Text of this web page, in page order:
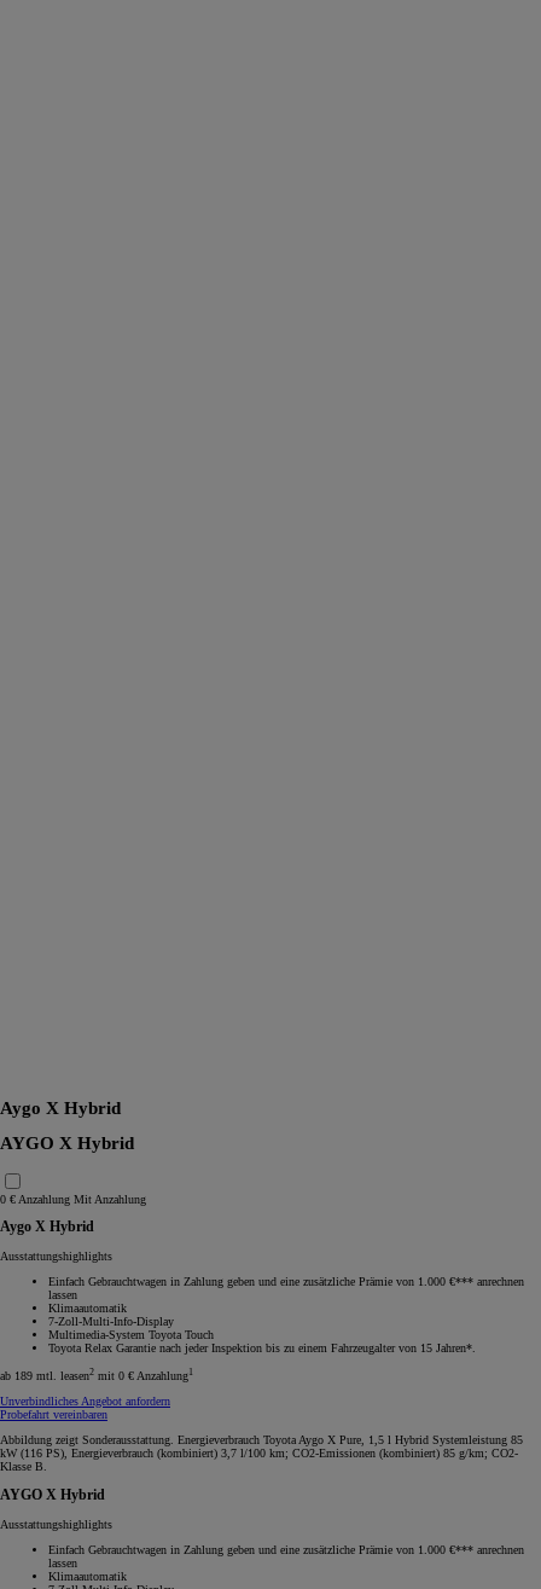
Aygo X Hybrid
AYGO X Hybrid
0 € Anzahlung Mit Anzahlung
Aygo X Hybrid
Ausstattungshighlights
Einfach Gebrauchtwagen in Zahlung geben und eine zusätzliche Prämie von 1.000 €*** anrechnen
lassen
Klimaautomatik
7-Zoll-Multi-Info-Display
Multimedia-System Toyota Touch
Toyota Relax Garantie nach jeder Inspektion bis zu einem Fahrzeugalter von 15 Jahren*.
ab 189 mtl. leasen2 mit 0 € Anzahlung1
Unverbindliches Angebot anfordern
Probefahrt vereinbaren
Abbildung zeigt Sonderausstattung. Energieverbrauch Toyota Aygo X Pure, 1,5 l Hybrid Systemleistung 85
kW (116 PS), Energieverbrauch (kombiniert) 3,7 l/100 km; CO2-Emissionen (kombiniert) 85 g/km; CO2-
Klasse B.
AYGO X Hybrid
Ausstattungshighlights
Einfach Gebrauchtwagen in Zahlung geben und eine zusätzliche Prämie von 1.000 €*** anrechnen
lassen
Klimaautomatik